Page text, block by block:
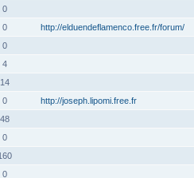
0
0 http://elduendeflamenco.free.fr/forum/
0
4
14
0 http://joseph.lipomi.free.fr
48
0
0